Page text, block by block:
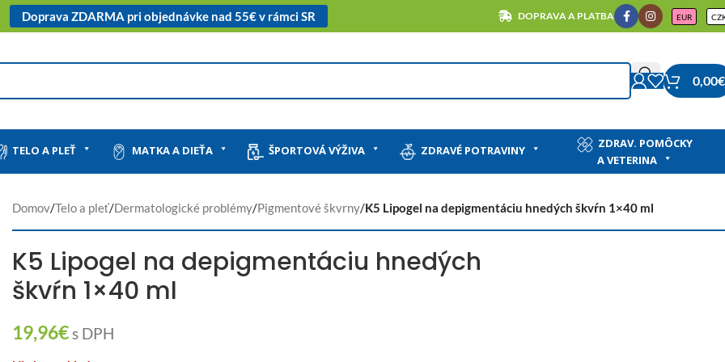
Doprava ZDARMA pri objednávke nad 55€ v rámci SR DOPRAVA A PLATBA EUR
0,00€
TELO A PLEŤ MATKA A DIEŤA ŠPORTOVÁ VÝŽIVA ZDRAVÉ POTRAVINY
ZDRAV. POMÔCKY
A VETERINA
Domov/Telo a pleť/Dermatologické problémy/Pigmentové škvrny/K5 Lipogel na depigmentáciu hnedých škvŕn 1×40 ml
K5 Lipogel na depigmentáciu hnedých
škvŕn 1×40 ml
19,96€s DPH